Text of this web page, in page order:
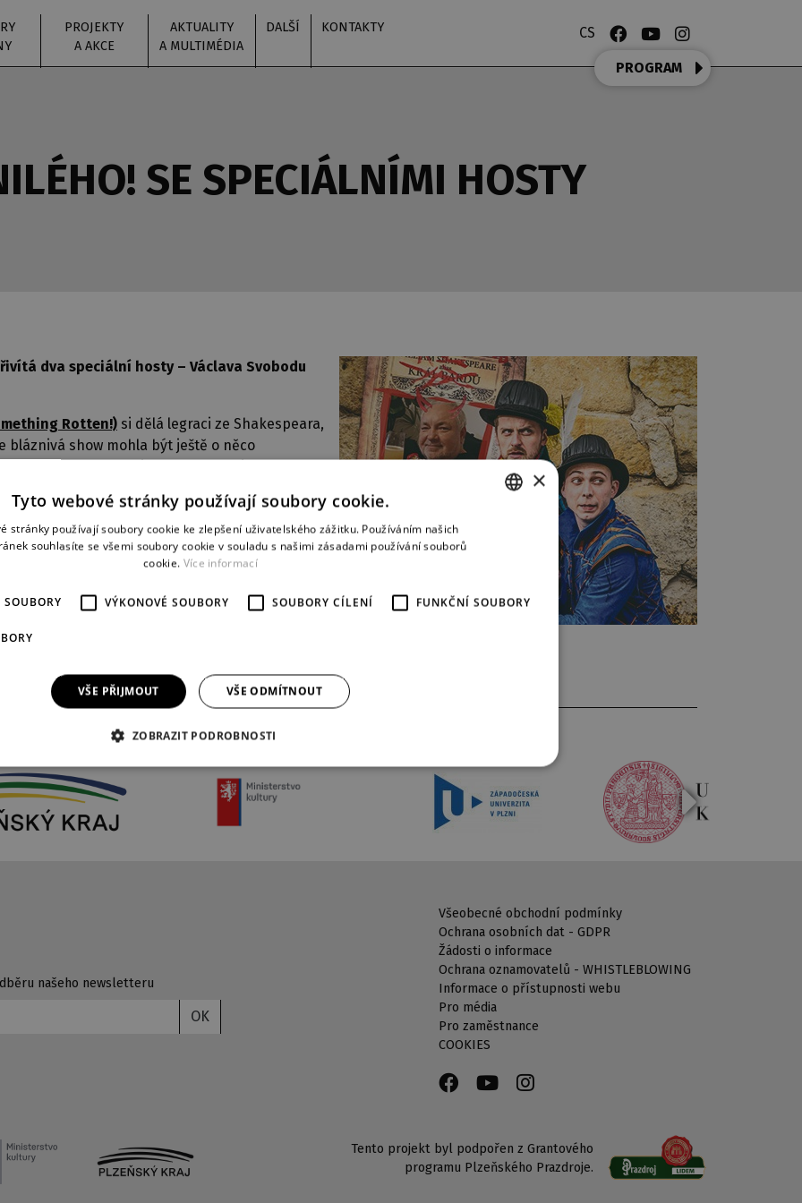
PROJEKTY
A AKCE
AKTUALITY
A MULTIMÉDIA
DALŠÍ KONTAKTY CS
PROGRAM
SE SPECIÁLNÍMI HOSTY
dva speciální hosty – Václava Svobodu
Rotten!) si dělá legraci ze Shakespeara,
bláznivá show mohla být ještě o něco
tváře – 31. prosince od 14.00
stejně jako před časem Richardu
mají dělat, šéf souboru muzikálu a režisér
výkon už nikdy na plzeňském
z roku 2015 neodkládejte!
PARTNEŘI DIVADLA
našeho newsletteru
OK
Všeobecné obchodní podmínky
Ochrana osobních dat - GDPR
Žádosti o informace
Ochrana oznamovatelů - WHISTLEBLOWING
Informace o přístupnosti webu
Pro média
Pro zaměstnance
COOKIES
Tento projekt byl podpořen z Grantového
programu Plzeňského Prazdroje.
×
Tyto webové stránky používají soubory cookie.
stránky používají soubory cookie ke zlepšení uživatelského zážitku. Používáním našich
souhlasíte se všemi soubory cookie v souladu s našimi zásadami používání souborů
cookie. Více informací
VÝKONOVÉ SOUBORY SOUBORY CÍLENÍ FUNKČNÍ SOUBORY
VŠE PŘIJMOUT VŠE ODMÍTNOUT
ZOBRAZIT PODROBNOSTI